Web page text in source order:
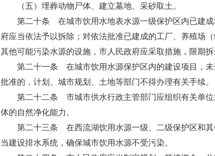
（五）埋葬动物尸体、建立墓地、采砂取土。
第二十条 在城市饮用水地表水源一级保护区内已建成
府应当依法予以拆除；对依法批准已建成的工厂、养殖场
其他可能污染水源的设施，市人民政府应采取措施，限期拆
第二十一条 在城市饮用水源保护区内的建设项目，未
批准的，计划、城市规划、土地等部门不得办理有关手续。
第二十二条 市城市供水行政主管部门应组织有关单位
体的自然净化能力。
第二十三条 在西流湖饮用水源一级、二级保护区和其
当建设排水系统，确保城市饮用水源不受污染。